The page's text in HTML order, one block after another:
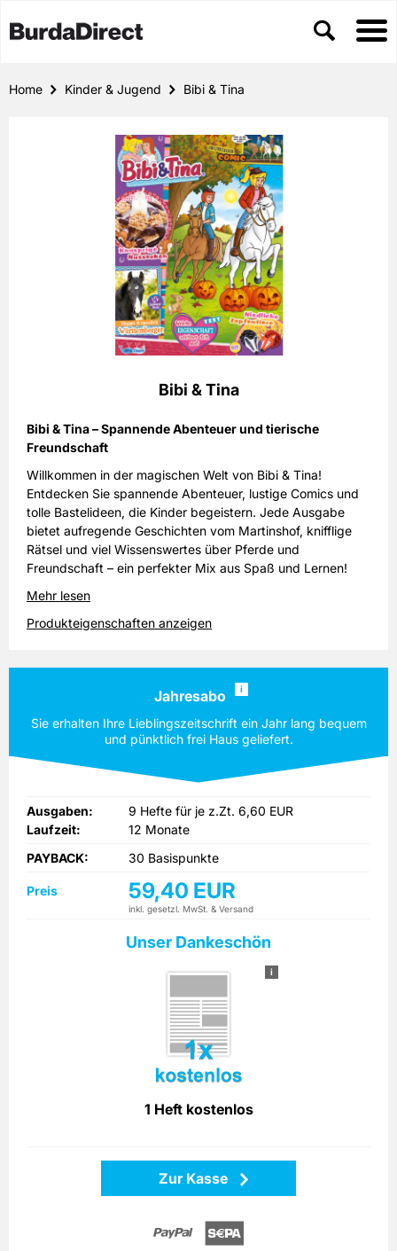
Home Kinder & Jugend Bibi & Tina
Bibi & Tina
Bibi & Tina – Spannende Abenteuer und tierische
Freundschaft
Willkommen in der magischen Welt von Bibi & Tina!
Entdecken Sie spannende Abenteuer, lustige Comics und
tolle Bastelideen, die Kinder begeistern. Jede Ausgabe
bietet aufregende Geschichten vom Martinshof, knifflige
Rätsel und viel Wissenswertes über Pferde und
Freundschaft – ein perfekter Mix aus Spaß und Lernen!
Mehr lesen
Produkteigenschaften anzeigen
Jahresabo i
Sie erhalten Ihre Lieblingszeitschrift ein Jahr lang bequem
und pünktlich frei Haus geliefert.
Ausgaben:
9 Hefte für je z.Zt. 6,60 EUR
Laufzeit:
12 Monate
PAYBACK:
30 Basispunkte
Preis 59,40 EUR
inkl. gesetzl. MwSt. & Versand
Unser Dankeschön
i
1 Heft kostenlos
Zur Kasse